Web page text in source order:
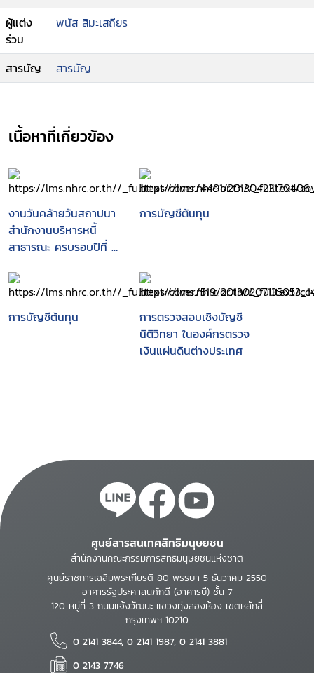
ผู้แต่ง
ร่วม
พนัส สิมะเสถียร
สารบัญ สารบัญ
เนื้อหาที่เกี่ยวข้อง
งานวันคล้ายวันสถาปนา
สำนักงานบริหารหนี้
สาธารณะ ครบรอบปีที่ 8,
การบัญชีต้นทุน
การบัญชีต้นทุน
การตรวจสอบเชิงบัญชี
นิติวิทยา ในองค์กรตรวจ
เงินแผ่นดินต่างประเทศ
ศูนย์สารสนเทศสิทธิมนุษยชน
สำนักงานคณะกรรมการสิทธิมนุษยชนแห่งชาติ
ศูนย์ราชการเฉลิมพระเกียรติ 80 พรรษา 5 ธันวาคม 2550
อาคารรัฐประศาสนภักดี (อาคารบี) ชั้น 7
120 หมู่ที่ 3 ถนนแจ้งวัฒนะ แขวงทุ่งสองห้อง เขตหลักสี่
กรุงเทพฯ 10210
0 2141 3844, 0 2141 1987, 0 2141 3881
0 2143 7746